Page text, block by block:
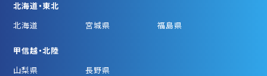
北海道・東北
北海道
宮城県 福島県
甲信越・北陸
山梨県
長野県